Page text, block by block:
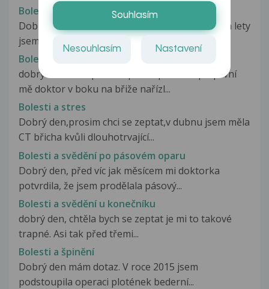
Bolesti a snížená citlivost ruky
Dobrý den, chtěla jsem se zeptat, před několika lety
jsem měla nešikovně zlomenou...
Bolesti a strach z další operace
dobrý den mám přes 3 operací páteře a při první
mě doktor v boku na břiže nařízl...
Bolesti a stres
Dobrý den,prosim chci se zeptat,v dubnu jsem měla
CT břicha kvůli dlouhotrvající...
Bolesti a svědění po pásovém oparu
Dobrý den, před víc jak měsícem mi doktorka
potvrdila, že jsem prodělala pásový...
Bolesti a svědění u konečníku
dobrý den, chtěla bych se zeptat je mi to takové
trapné. Asi tak před třemi...
Bolesti a špinění
Dobrý den mám dotaz. V roce 2015 jsem
podstoupila operaci plotének bederní...
Souhlasím
Nesouhlasím Nastavení